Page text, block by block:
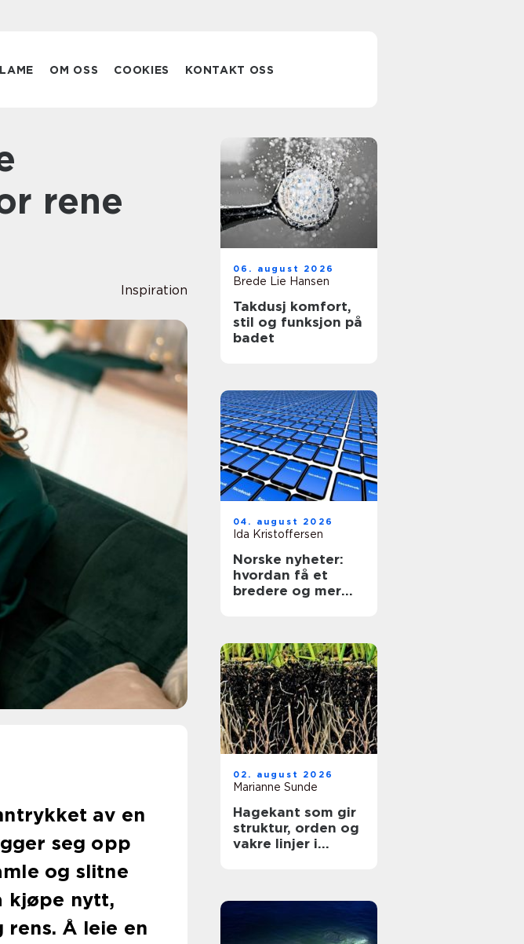
OM OSS COOKIES KONTAKT OSS
rene
Inspiration
av en
seg opp
og slitne
kjøpe nytt,
Å leie en
06. august 2026
Brede Lie Hansen
Takdusj komfort,
stil og funksjon på
badet
04. august 2026
Ida Kristoffersen
Norske nyheter:
hvordan få et
bredere og mer
02. august 2026
Marianne Sunde
Hagekant som gir
struktur, orden og
vakre linjer i